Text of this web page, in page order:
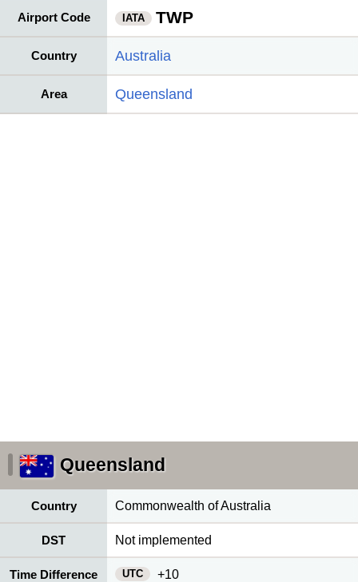
Airport Code IATA TWP
Country Australia
Area Queensland
Queensland
Country Commonwealth of Australia
DST Not implemented
Time Difference UTC +10